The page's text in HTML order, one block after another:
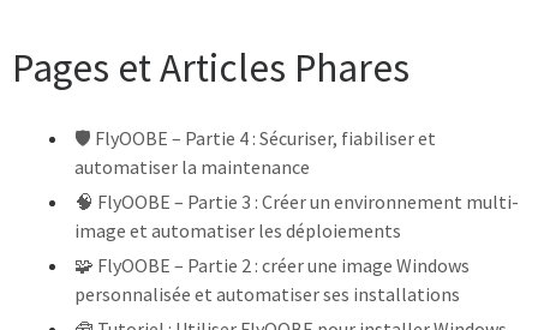
Pages et Articles Phares
🛡️ FlyOOBE – Partie 4 : Sécuriser, fiabiliser et
automatiser la maintenance
🧠 FlyOOBE – Partie 3 : Créer un environnement multi-
image et automatiser les déploiements
🧩 FlyOOBE – Partie 2 : créer une image Windows
personnalisée et automatiser ses installations